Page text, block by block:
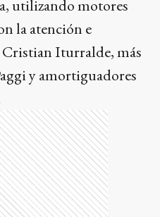
utilizando motores
la atención e
Iturralde, más
y amortiguadores